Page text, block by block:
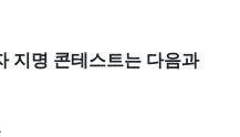
지명 콘테스트는 다음과